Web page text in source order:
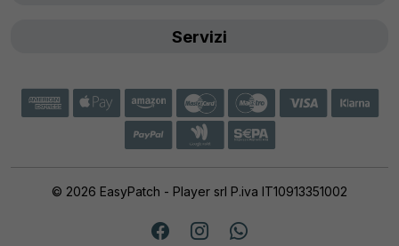
Servizi
© 2026 EasyPatch - Player srl P.iva IT10913351002